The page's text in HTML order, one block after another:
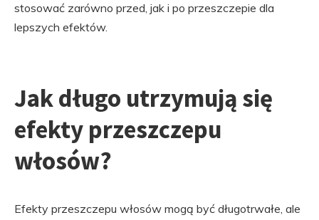
stosować zarówno przed, jak i po przeszczepie dla
lepszych efektów.
Jak długo utrzymują się
efekty przeszczepu
włosów?
Efekty przeszczepu włosów mogą być długotrwałe, ale